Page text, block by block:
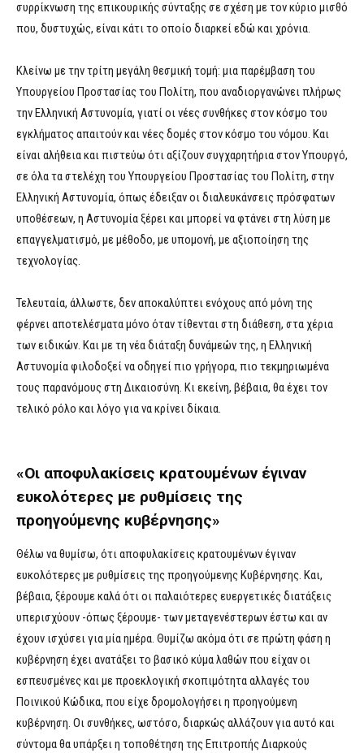
συρρίκνωση της επικουρικής σύνταξης σε σχέση με τον κύριο μισθό
που, δυστυχώς, είναι κάτι το οποίο διαρκεί εδώ και χρόνια.
Κλείνω με την τρίτη μεγάλη θεσμική τομή: μια παρέμβαση του
Υπουργείου Προστασίας του Πολίτη, που αναδιοργανώνει πλήρως
την Ελληνική Αστυνομία, γιατί οι νέες συνθήκες στον κόσμο του
εγκλήματος απαιτούν και νέες δομές στον κόσμο του νόμου. Και
είναι αλήθεια και πιστεύω ότι αξίζουν συγχαρητήρια στον Υπουργό,
σε όλα τα στελέχη του Υπουργείου Προστασίας του Πολίτη, στην
Ελληνική Αστυνομία, όπως έδειξαν οι διαλευκάνσεις πρόσφατων
υποθέσεων, η Αστυνομία ξέρει και μπορεί να φτάνει στη λύση με
επαγγελματισμό, με μέθοδο, με υπομονή, με αξιοποίηση της
τεχνολογίας.
Τελευταία, άλλωστε, δεν αποκαλύπτει ενόχους από μόνη της
φέρνει αποτελέσματα μόνο όταν τίθενται στη διάθεση, στα χέρια
των ειδικών. Και με τη νέα διάταξη δυνάμεών της, η Ελληνική
Αστυνομία φιλοδοξεί να οδηγεί πιο γρήγορα, πιο τεκμηριωμένα
τους παρανόμους στη Δικαιοσύνη. Κι εκείνη, βέβαια, θα έχει τον
τελικό ρόλο και λόγο για να κρίνει δίκαια.
«Οι αποφυλακίσεις κρατουμένων έγιναν
ευκολότερες με ρυθμίσεις της
προηγούμενης κυβέρνησης»
Θέλω να θυμίσω, ότι αποφυλακίσεις κρατουμένων έγιναν
ευκολότερες με ρυθμίσεις της προηγούμενης Κυβέρνησης. Και,
βέβαια, ξέρουμε καλά ότι οι παλαιότερες ευεργετικές διατάξεις
υπερισχύουν -όπως ξέρουμε- των μεταγενέστερων έστω και αν
έχουν ισχύσει για μία ημέρα. Θυμίζω ακόμα ότι σε πρώτη φάση η
κυβέρνηση έχει ανατάξει το βασικό κύμα λαθών που είχαν οι
εσπευσμένες και με προεκλογική σκοπιμότητα αλλαγές του
Ποινικού Κώδικα, που είχε δρομολογήσει η προηγούμενη
κυβέρνηση. Οι συνθήκες, ωστόσο, διαρκώς αλλάζουν για αυτό και
σύντομα θα υπάρξει η τοποθέτηση της Επιτροπής Διαρκούς